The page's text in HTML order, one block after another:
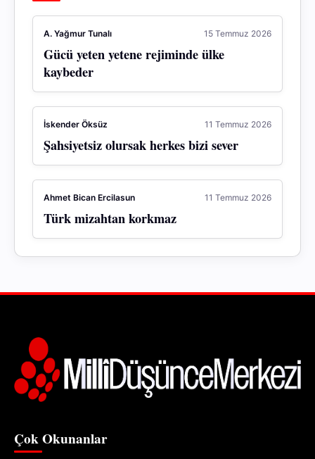
A. Yağmur Tunalı 15 Temmuz 2026
Gücü yeten yetene rejiminde ülke
kaybeder
İskender Öksüz 11 Temmuz 2026
Şahsiyetsiz olursak herkes bizi sever
Ahmet Bican Ercilasun 11 Temmuz 2026
Türk mizahtan korkmaz
Çok Okunanlar